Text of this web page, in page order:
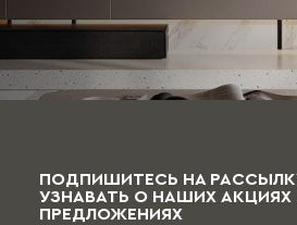
ПОДПИШИТЕСЬ НА
УЗНАВАТЬ О НАШИХ АКЦИЯХ
ПРЕДЛОЖЕНИЯХ